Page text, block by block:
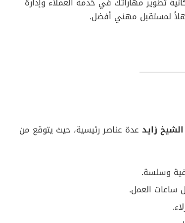
لمستقبل مهني أفضل.
زايد عدة عناصر رئيسية، حيث يتوقع من
وسلسة.
ساعات العمل.